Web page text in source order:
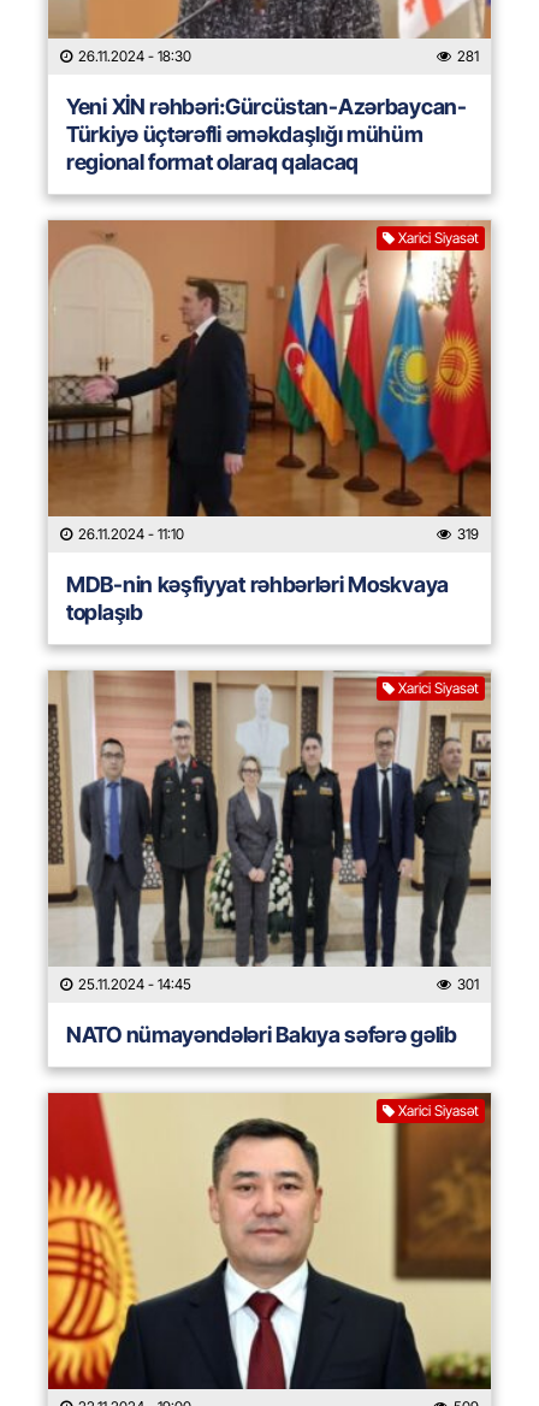
26.11.2024 - 18:30 281
Yeni XİN rəhbəri:Gürcüstan-Azərbaycan-
Türkiyə üçtərəfli əməkdaşlığı mühüm
regional format olaraq qalacaq
Xarici Siyasət
26.11.2024 - 11:10 319
MDB-nin kəşfiyyat rəhbərləri Moskvaya
toplaşıb
Xarici Siyasət
25.11.2024 - 14:45 301
NATO nümayəndələri Bakıya səfərə gəlib
Xarici Siyasət